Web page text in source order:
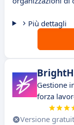
Più dettagli
Gestione
forza
Versione